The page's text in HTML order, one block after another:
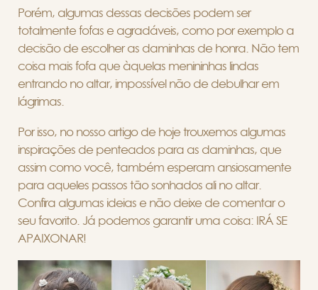
Porém, algumas dessas decisões podem ser
totalmente fofas e agradáveis, como por exemplo a
decisão de escolher as daminhas de honra. Não tem
coisa mais fofa que àquelas menininhas lindas
entrando no altar, impossível não de debulhar em
lágrimas.
Por isso, no nosso artigo de hoje trouxemos algumas
inspirações de penteados para as daminhas, que
assim como você, também esperam ansiosamente
para aqueles passos tão sonhados ali no altar.
Confira algumas ideias e não deixe de comentar o
seu favorito. Já podemos garantir uma coisa: IRÁ SE
APAIXONAR!